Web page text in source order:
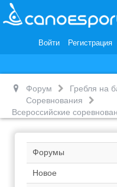
Войти Регистрация
Награды и
Форум
Гребля на
Соревнования
Всероссийские
Форумы
Новое